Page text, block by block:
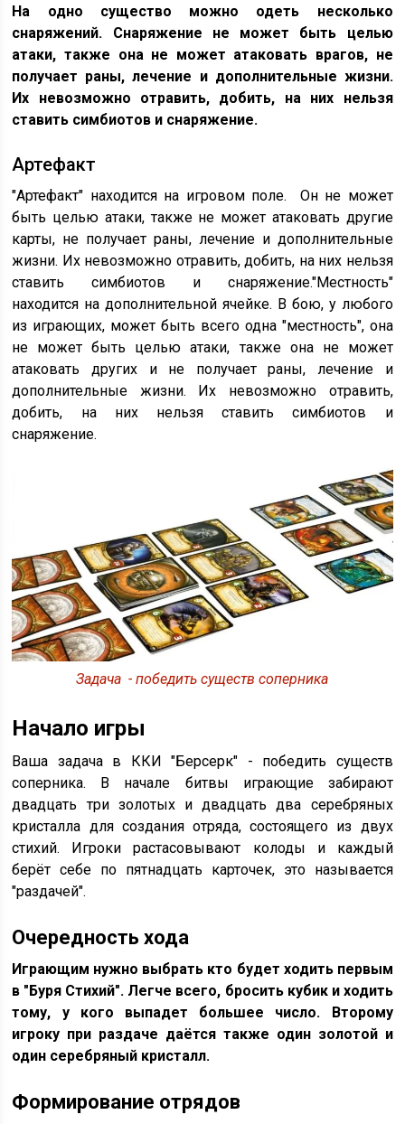
На одно существо можно одеть несколько
снаряжений. Снаряжение не может быть целью
атаки, также она не может атаковать врагов, не
получает раны, лечение и дополнительные жизни.
Их невозможно отравить, добить, на них нельзя
ставить симбиотов и снаряжение.
Артефакт
"Артефакт" находится на игровом поле. Он не может
быть целью атаки, также не может атаковать другие
карты, не получает раны, лечение и дополнительные
жизни. Их невозможно отравить, добить, на них нельзя
ставить симбиотов и снаряжение."Местность"
находится на дополнительной ячейке. В бою, у любого
из играющих, может быть всего одна "местность", она
не может быть целью атаки, также она не может
атаковать других и не получает раны, лечение и
дополнительные жизни. Их невозможно отравить,
добить, на них нельзя ставить симбиотов и
снаряжение.
Задача - победить существ соперника
Начало игры
Ваша задача в ККИ "Берсерк" - победить существ
соперника. В начале битвы играющие забирают
двадцать три золотых и двадцать два серебряных
кристалла для создания отряда, состоящего из двух
стихий. Игроки растасовывают колоды и каждый
берёт себе по пятнадцать карточек, это называется
"раздачей".
Очередность хода
Играющим нужно выбрать кто будет ходить первым
в "Буря Стихий". Легче всего, бросить кубик и ходить
тому, у кого выпадет большее число. Второму
игроку при раздаче даётся также один золотой и
один серебряный кристалл.
Формирование отрядов